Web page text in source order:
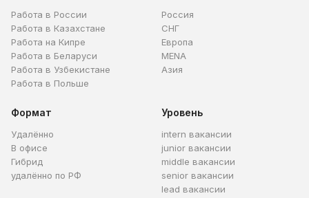
Работа в России
Работа в Казахстане
Работа на Кипре
Работа в Беларуси
Работа в Узбекистане
Работа в Польше
Россия
СНГ
Европа
MENA
Азия
Формат
Удалённо
В офисе
Гибрид
удалённо по РФ
Уровень
intern вакансии
junior вакансии
middle вакансии
senior вакансии
lead вакансии